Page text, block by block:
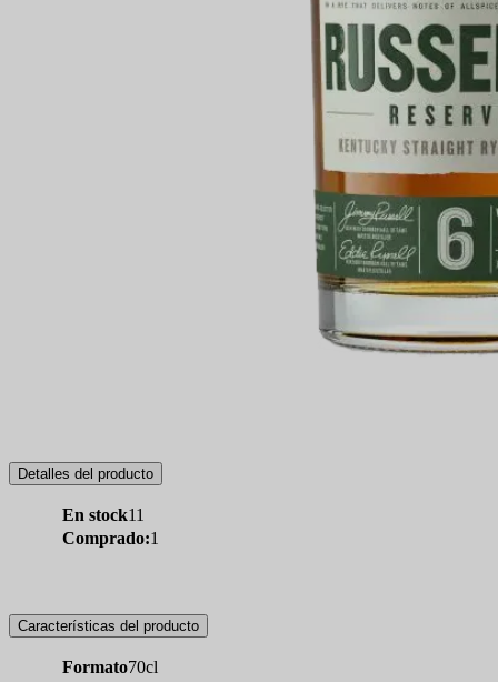
Detalles del producto
En stock11
Comprado:1
Características del producto
Formato70cl